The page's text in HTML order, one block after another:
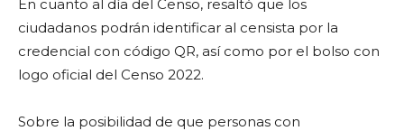
En cuanto al día del Censo, resaltó que los
ciudadanos podrán identificar al censista por la
credencial con código QR, así como por el bolso con
logo oficial del Censo 2022.
Sobre la posibilidad de que personas con